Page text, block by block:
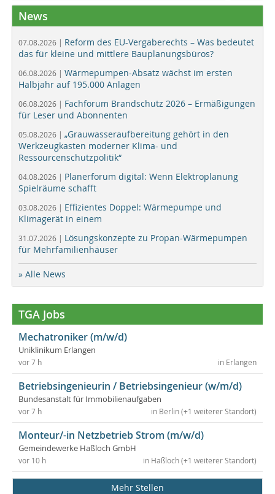
News
07.08.2026 | Reform des EU-Vergaberechts – Was bedeutet
das für kleine und mittlere Bauplanungsbüros?
06.08.2026 | Wärmepumpen-Absatz wächst im ersten
Halbjahr auf 195.000 Anlagen
06.08.2026 | Fachforum Brandschutz 2026 – Ermäßigungen
für Leser und Abonnenten
05.08.2026 | „Grauwasseraufbereitung gehört in den
Werkzeugkasten moderner Klima- und
Ressourcenschutzpolitik“
04.08.2026 | Planerforum digital: Wenn Elektroplanung
Spielräume schafft
03.08.2026 | Effizientes Doppel: Wärmepumpe und
Klimagerät in einem
31.07.2026 | Lösungskonzepte zu Propan-Wärmepumpen
für Mehrfamilienhäuser
» Alle News
TGA Jobs
Mechatroniker (m/w/d)
Uniklinikum Erlangen
in Erlangen
vor 7 h
Betriebsingenieurin / Betriebsingenieur (w/m/d)
Bundesanstalt für Immobilienaufgaben
in Berlin (+1 weiterer Standort)
vor 7 h
Monteur/-in Netzbetrieb Strom (m/w/d)
Gemeindewerke Haßloch GmbH
in Haßloch (+1 weiterer Standort)
vor 10 h
Mehr Stellen